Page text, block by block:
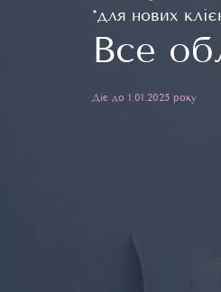
*для нових
Все
Діє до 1.01.2025 року